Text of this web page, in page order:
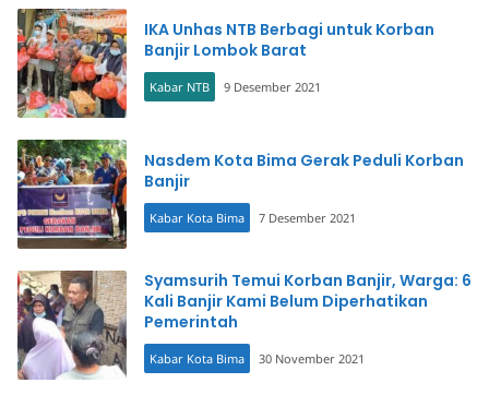
IKA Unhas NTB Berbagi untuk Korban
Banjir Lombok Barat
Kabar NTB 9 Desember 2021
Nasdem Kota Bima Gerak Peduli Korban
Banjir
Kabar Kota Bima 7 Desember 2021
Syamsurih Temui Korban Banjir, Warga: 6
Kali Banjir Kami Belum Diperhatikan
Pemerintah
Kabar Kota Bima 30 November 2021